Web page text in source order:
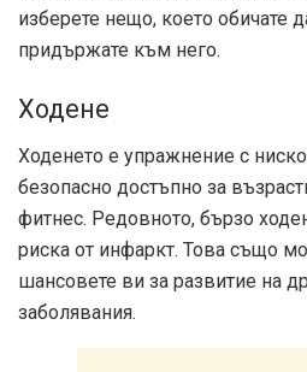
изберете нещо, което обичате
придържате към него.
Ходене
Ходенето е упражнение с
безопасно достъпно за
фитнес. Редовното, бързо
риска от инфаркт. Това също
шансовете ви за развитие на
заболявания.